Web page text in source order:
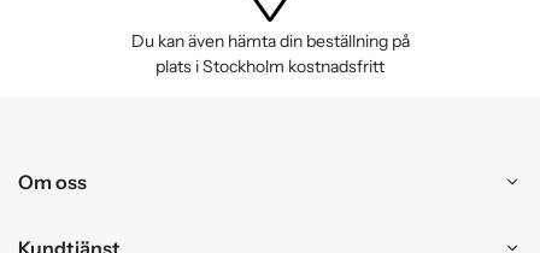
Du kan även hämta din beställning på
plats i Stockholm kostnadsfritt
Om oss